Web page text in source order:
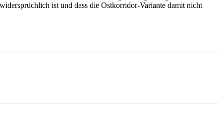
ist und dass die Ostkorridor-Variante damit nicht